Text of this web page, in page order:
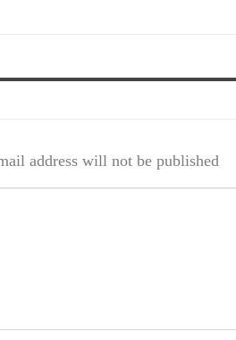
address will not be published.